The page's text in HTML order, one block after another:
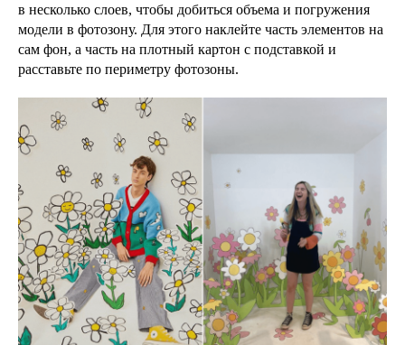
в несколько слоев, чтобы добиться объема и погружения
модели в фотозону. Для этого наклейте часть элементов на
сам фон, а часть на плотный картон с подставкой и
расставьте по периметру фотозоны.